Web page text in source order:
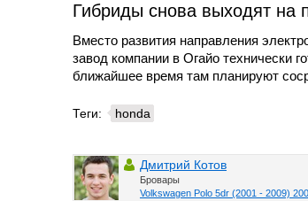
Гибриды снова выходят на
Вместо развития направления
завод компании в Огайо технически
ближайшее время там планируют
Теги: honda
Дмитрий Котов
Бровары
Volkswagen Polo 5dr (2001 - 2009)